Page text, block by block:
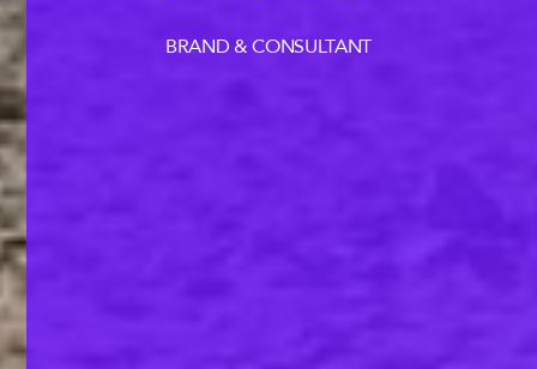
BRAND & CONSULTANT